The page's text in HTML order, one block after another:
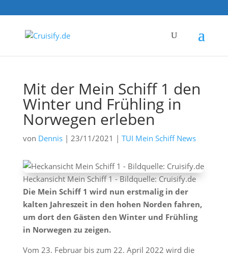
Mit der Mein Schiff 1 den
Winter und Frühling in
Norwegen erleben
von Dennis| 23/11/2021 | TUI Mein Schiff News
Heckansicht Mein Schiff 1 - Bildquelle: Cruisify.de
Die Mein Schiff 1 wird nun erstmalig in der
kalten Jahreszeit in den hohen Norden fahren,
um dort den Gästen den Winter und Frühling
in Norwegen zu zeigen.
Vom 23. Februar bis zum 22. April 2022 wird die